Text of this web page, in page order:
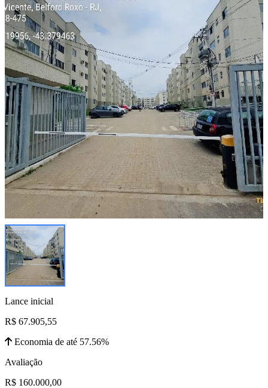
Lance inicial
R$ 67.905,55
Economia de até 57.56%
Avaliação
R$ 160.000,00